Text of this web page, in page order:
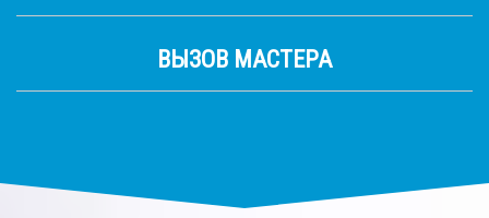
ВЫЗОВ МАСТЕРА